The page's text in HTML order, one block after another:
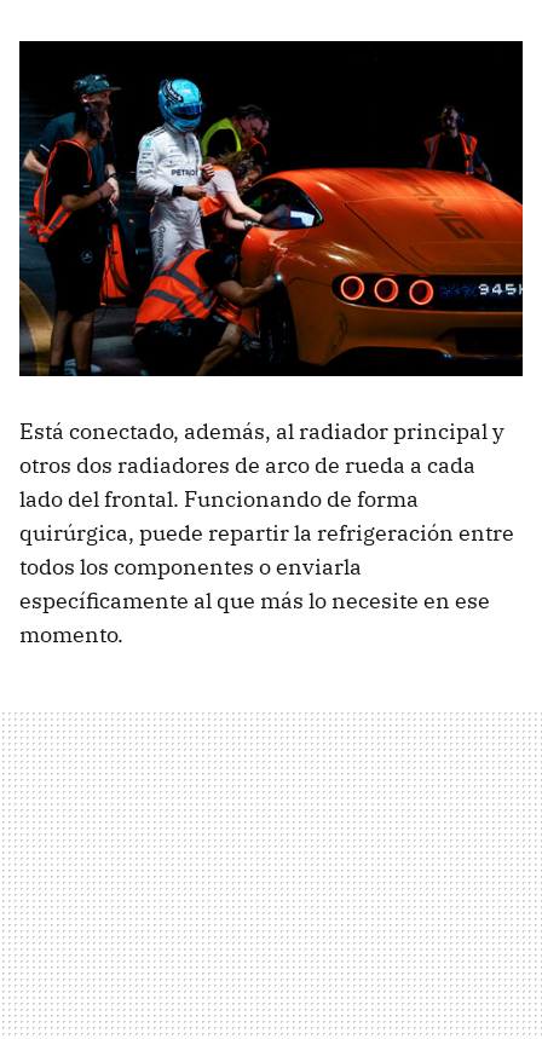
Está conectado, además, al radiador principal y
otros dos radiadores de arco de rueda a cada
lado del frontal. Funcionando de forma
quirúrgica, puede repartir la refrigeración entre
todos los componentes o enviarla
específicamente al que más lo necesite en ese
momento.